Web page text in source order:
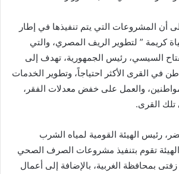
أن المشروعات التي يتم تنفيذها في إطار
كريمة ” لتطوير الريف المصري، والتي
السيسي، رئيس الجمهورية، تهدف إلى
في القرى الأكثر احتياجاً، وتطوير الخدمات
والعمل على خفض معدلات الفقر،
القرى.
رئيس الهيئة القومية لمياه الشرب
تقوم بتنفيذ مشروعات الصرف الصحي
بمركز زفتى بمحافظة الغربية، بالإضافة إلى أعمال